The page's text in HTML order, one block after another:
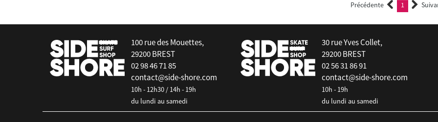
Précédente 1 (current)
100 rue des Mouettes,
29200 BREST
02 98 46 71 85
contact@side-shore.com
10h - 12h30 / 14h - 19h
du lundi au samedi
30 rue Yves Collet,
29200 BREST
02 56 31 86 91
contact@side-shore.com
10h - 19h
du lundi au samedi